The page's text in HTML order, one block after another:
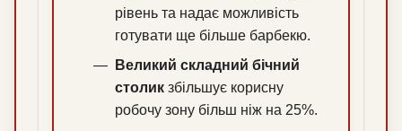
рівень та надає можливість
готувати ще більше барбекю.
Великий складний бічний
столик збільшує корисну
робочу зону більш ніж на 25%.